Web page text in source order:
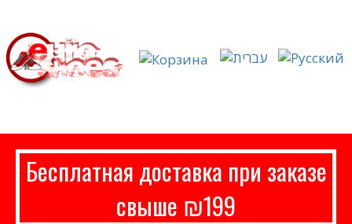
Бесплатная доставка при заказе
свыше ₪199